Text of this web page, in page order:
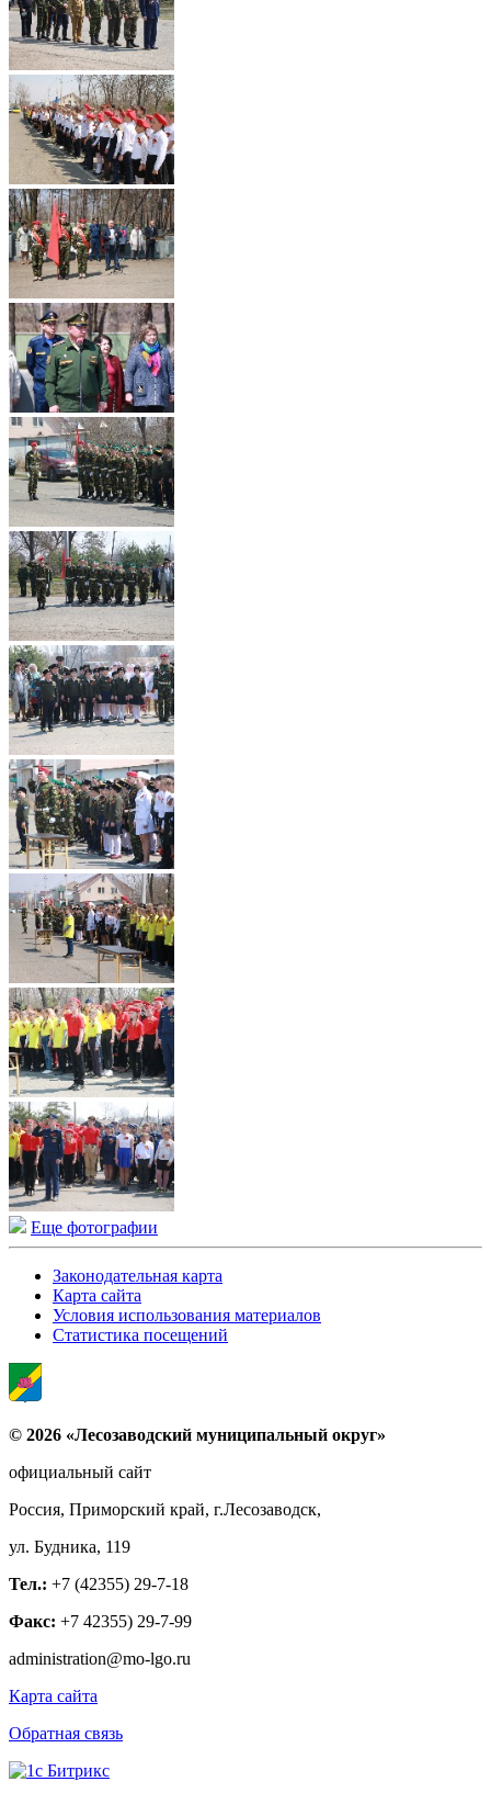
Еще фотографии
Законодательная карта
Карта сайта
Условия использования материалов
Статистика посещений
© 2026 «Лесозаводский муниципальный округ»
официальный сайт
Россия, Приморский край, г.Лесозаводск,
ул. Будника, 119
Тел.: +7 (42355) 29-7-18
Факс: +7 42355) 29-7-99
administration@mo-lgo.ru
Карта сайта
Обратная связь